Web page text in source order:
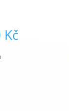
Kč